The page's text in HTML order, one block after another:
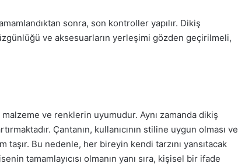
sonra, son kontroller yapılır. Dikiş
ve aksesuarların yerleşimi gözden geçirilmeli,
ve renklerin uyumudur. Aynı zamanda dikiş
Çantanın, kullanıcının stiline uygun olması ve
taşır. Bu nedenle, her bireyin kendi tarzını yansıtacak
tamamlayıcısı olmanın yanı sıra, kişisel bir ifade